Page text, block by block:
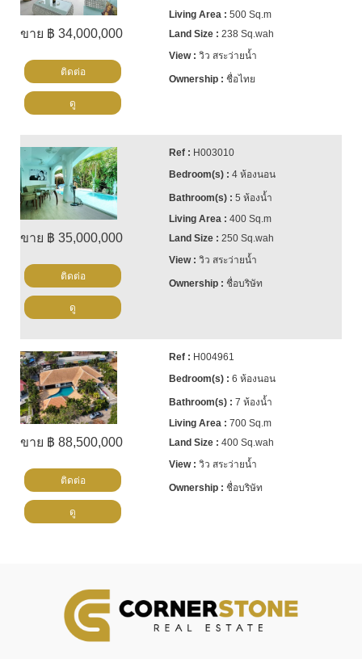
ขาย ฿ 34,000,000
500 Sq.m
238 Sq.wah
วิว สระว่ายน้ำ
ชื่อไทย
ติดต่อ
ดู
ขาย ฿ 35,000,000
H003010
4 ห้องนอน
5 ห้องน้ำ
400 Sq.m
250 Sq.wah
วิว สระว่ายน้ำ
ชื่อบริษัท
ติดต่อ
ดู
ขาย ฿ 88,500,000
H004961
6 ห้องนอน
7 ห้องน้ำ
700 Sq.m
400 Sq.wah
วิว สระว่ายน้ำ
ชื่อบริษัท
ติดต่อ
ดู